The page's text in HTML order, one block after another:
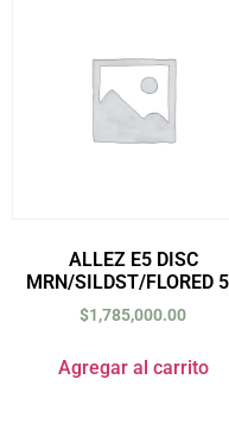
ALLEZ E5 DISC
MRN/SILDST/FLORED
$1,785,000.00
Agregar al carrito